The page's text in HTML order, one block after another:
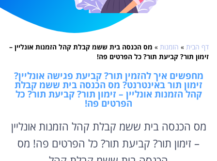
דף הבית » הזמנות » מס הכנסה בית ששמ קבלת קהל הזמנות אונליין –
זימון תור? קביעת תור? כל הפרטים פה!
מחפשים איך להזמין תור? קביעת פגישה אונליין?
זימון תור באינטרנט? מס הכנסה בית ששמ קבלת
קהל הזמנות אונליין – זימון תור? קביעת תור? כל
הפרטים פה!
מס הכנסה בית ששמ קבלת קהל הזמנות אונליין
– זימון תור? קביעת תור? כל הפרטים פה! מס